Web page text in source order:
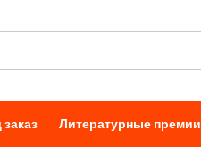
Литературные премии